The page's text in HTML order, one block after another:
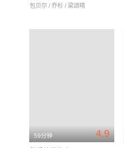
包贝尔 / 乔杉 / 梁颂晴
4.9
59分钟